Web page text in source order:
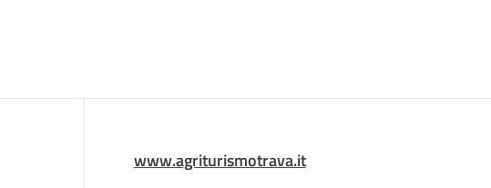
Descrizione
www.agriturismotrava.it